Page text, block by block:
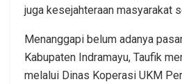
juga kesejahteraan masyarakat
Menanggapi belum adanya
Kabupaten Indramayu, Taufik
melalui Dinas Koperasi UKM